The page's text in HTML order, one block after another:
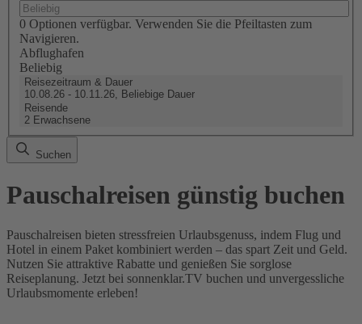
0 Optionen verfügbar. Verwenden Sie die Pfeiltasten zum
Navigieren.
Abflughafen
Beliebig
Reisezeitraum & Dauer
10.08.26 - 10.11.26, Beliebige Dauer
Reisende
2 Erwachsene
Suchen
Pauschalreisen günstig buchen
Pauschalreisen bieten stressfreien Urlaubsgenuss, indem Flug und
Hotel in einem Paket kombiniert werden – das spart Zeit und Geld.
Nutzen Sie attraktive Rabatte und genießen Sie sorglose
Reiseplanung. Jetzt bei sonnenklar.TV buchen und unvergessliche
Urlaubsmomente erleben!